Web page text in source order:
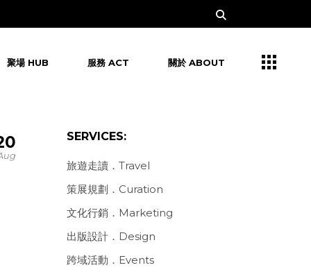
聚場 HUB 服務 ACT 關於 ABOUT
SERVICES:
旅遊走讀．Travel
策展規劃．Curation
文化行銷．Marketing
出版設計．Design
跨域活動．Events